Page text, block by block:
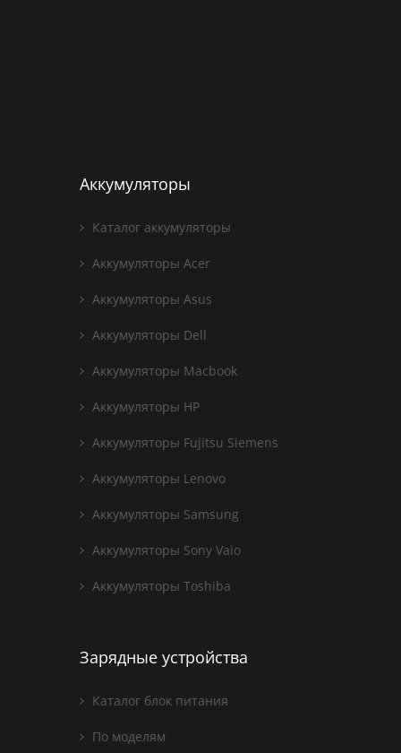
Аккумуляторы
Каталог аккумуляторы
Аккумуляторы Acer
Аккумуляторы Asus
Аккумуляторы Dell
Аккумуляторы Macbook
Аккумуляторы HP
Аккумуляторы Fujitsu Siemens
Аккумуляторы Lenovo
Аккумуляторы Samsung
Аккумуляторы Sony Vaio
Аккумуляторы Toshiba
Зарядные устройства
Каталог блок питания
По моделям